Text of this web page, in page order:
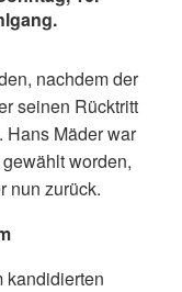
nachdem der
seinen Rücktritt
Hans Mäder war
worden,
nun zurück.
kandidierten